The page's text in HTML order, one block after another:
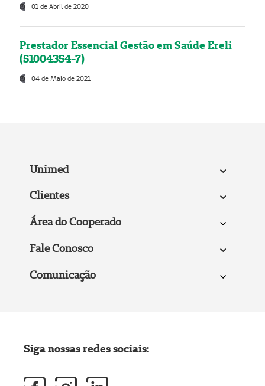
01 de Abril de 2020
Prestador Essencial Gestão em Saúde Ereli
(51004354-7)
04 de Maio de 2021
Unimed
Clientes
Área do Cooperado
Fale Conosco
Comunicação
Siga nossas redes sociais: